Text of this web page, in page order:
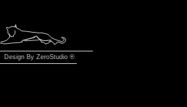
Design By ZeroStudio ®